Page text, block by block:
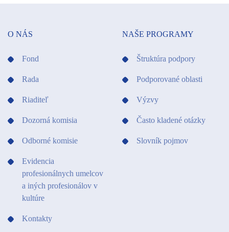
O NÁS
Fond
Rada
Riaditeľ
Dozorná komisia
Odborné komisie
Evidencia
profesionálnych umelcov
a iných profesionálov v
kultúre
Kontakty
NAŠE PROGRAMY
Štruktúra podpory
Podporované oblasti
Výzvy
Často kladené otázky
Slovník pojmov